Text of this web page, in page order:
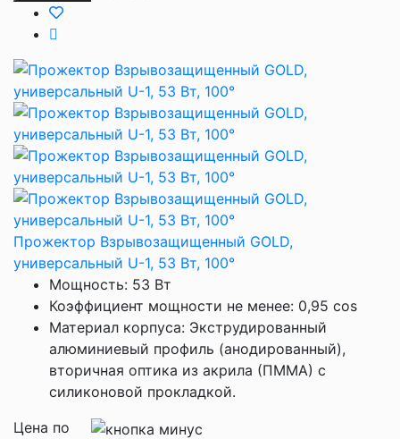
Прожектор Взрывозащищенный GOLD,
универсальный U-1, 53 Вт, 100°
Мощность: 53 Вт
Коэффициент мощности не менее: 0,95 cos
Материал корпуса: Экструдированный
алюминиевый профиль (анодированный),
вторичная оптика из акрила (ПММА) с
силиконовой прокладкой.
Цена по